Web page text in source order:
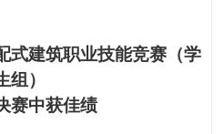
式建筑职业技能竞赛（学
组）
赛中获佳绩